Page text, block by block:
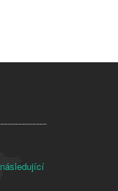
následující